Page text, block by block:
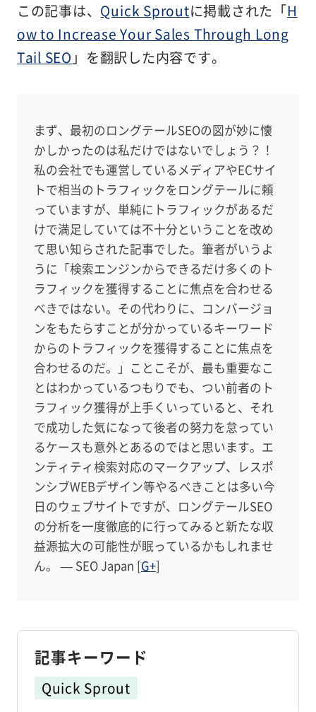
この記事は、 Quick Sproutに掲載された「H
ow to Increase Your Sales Through Long
Tail SEO 」を翻訳した内容です。
まず、最初のロングテールSEOの図が妙に懐
かしかったのは私だけではないでしょう？！
私の会社でも運営しているメディアやECサイ
トで相当のトラフィックをロングテールに頼
っていますが、単純にトラフィックがあるだ
けで満足していては不十分ということを改め
て思い知らされた記事でした。筆者がいうよ
うに「検索エンジンからできるだけ多くのト
ラフィックを獲得することに焦点を合わせる
べきではない。その代わりに、コンバージョ
ンをもたらすことが分かっているキーワード
からのトラフィックを獲得することに焦点を
合わせるのだ。」ことこそが、最も重要なこ
とはわかっているつもりでも、つい前者のト
ラフィック獲得が上手くいっていると、それ
で成功した気になって後者の努力を怠ってい
るケースも意外とあるのではと思います。エ
ンティティ検索対応のマークアップ、レスポ
ンシブWEBデザイン等やるべきことは多い今
日のウェブサイトですが、ロングテールSEO
の分析を一度徹底的に行ってみると新たな収
益源拡大の可能性が眠っているかもしれませ
ん。 — SEO Japan [G+]
記事キーワード
Quick Sprout